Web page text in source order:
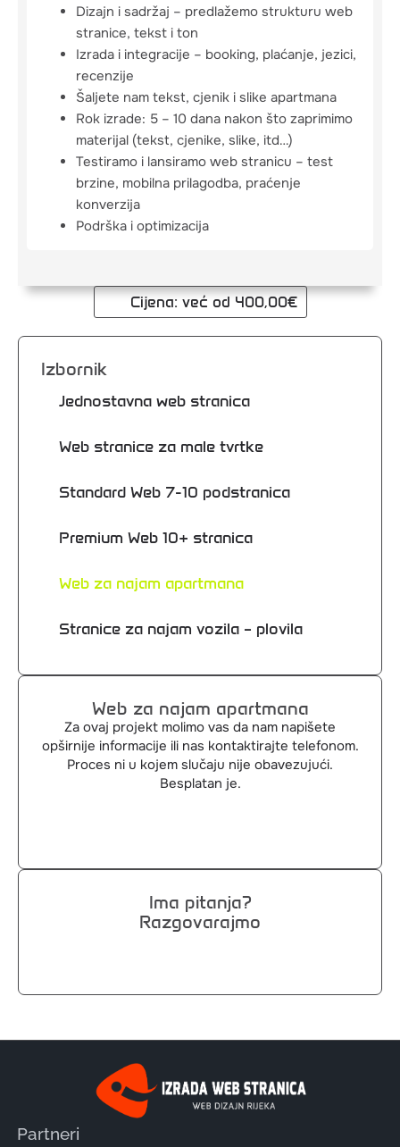
Izbornik
Jednostavna web stranica
Web stranice za male tvrtke
Standard Web 7-10 podstranica
Premium Web 10+ stranica
Web za najam apartmana
Stranice za najam vozila – plovila
Web za najam apartmana
Za ovaj projekt molimo vas da nam napišete
opširnije informacije ili nas kontaktirajte telefonom.
Proces ni u kojem slučaju nije obavezujući.
Besplatan je.
Ima pitanja?
Razgovarajmo
Dizajn i sadržaj – predlažemo strukturu web
stranice, tekst i ton
Izrada i integracije – booking, plaćanje, jezici,
recenzije
Šaljete nam tekst, cjenik i slike apartmana
Rok izrade: 5 – 10 dana nakon što zaprimimo
materijal (tekst, cjenike, slike, itd…)
Testiramo i lansiramo web stranicu – test
brzine, mobilna prilagodba, praćenje
konverzija
Podrška i optimizacija
Cijena: već od 400,00€
Partneri